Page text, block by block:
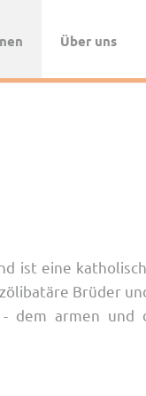
Über uns
ist eine
Brüder
dem armen und